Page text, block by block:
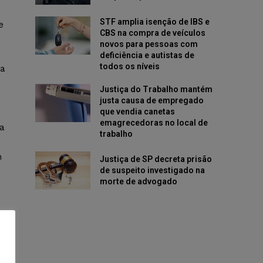
STF amplia isenção de IBS e
CBS na compra de veículos
novos para pessoas com
deficiência e autistas de
todos os níveis
Justiça do Trabalho mantém
justa causa de empregado
que vendia canetas
emagrecedoras no local de
trabalho
Justiça de SP decreta prisão
de suspeito investigado na
morte de advogado